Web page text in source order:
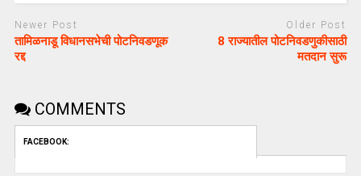
Newer Post
तामिळनाडू विधानसभेची पोटनिवडणूक
रद्द
Older Post
8 राज्यातील पोटनिवडणुकीसाठी
मतदान सुरू
COMMENTS
FACEBOOK: